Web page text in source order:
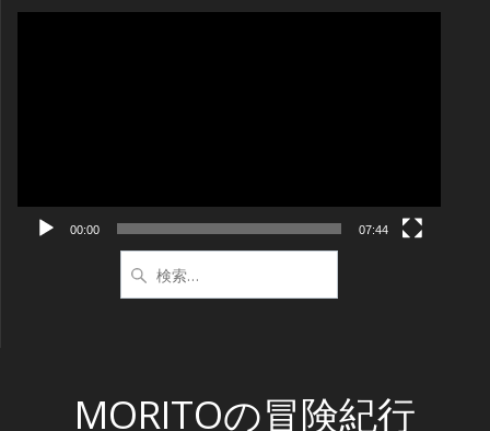
00:00 07:44
索:
MORITOの冒険紀行